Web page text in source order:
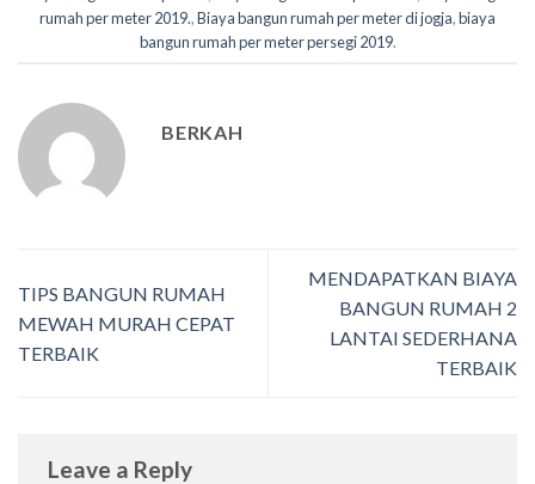
rumah per meter 2019.,Biaya bangun rumah per meter di jogja,biaya
bangun rumah per meter persegi 2019.
BERKAH
TIPS BANGUN RUMAH
MEWAH MURAH CEPAT
TERBAIK
MENDAPATKAN BIAYA
BANGUN RUMAH 2
LANTAI SEDERHANA
TERBAIK
Leave a Reply